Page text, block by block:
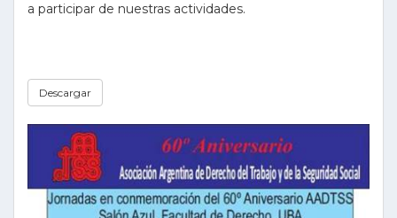
a participar de nuestras actividades.
Descargar